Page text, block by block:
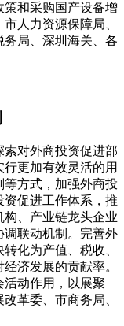
和采购国产设备增
人力资源保障局、
局、深圳海关、各
索对外商投资促进部
更加有效灵活的用
等方式，加强外商投
促进工作体系，推
、产业链龙头企业
调联动机制。完善外
化为产值、税收、
济发展的贡献率。
活动作用，以展聚
革委、市商务局、